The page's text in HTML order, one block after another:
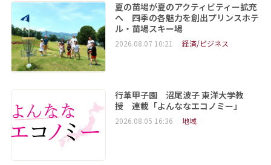
夏の苗場が夏のアクティビティー拡充
へ 四季の各魅力を創出プリンスホテ
ル・苗場スキー場
2026.08.07 10:21 経済/ビジネス
行革甲子園 沼尾波子 東洋大学教
授 連載「よんななエコノミー」
2026.08.05 16:36 地域